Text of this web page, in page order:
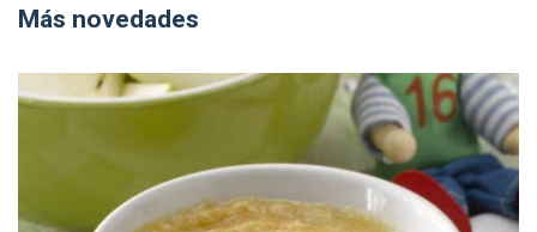
Más novedades